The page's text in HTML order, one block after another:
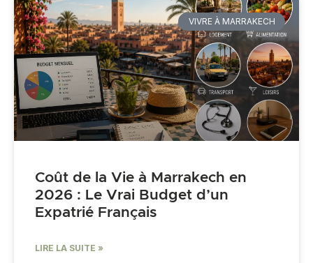
VIVRE À MARRAKECH
Coût de la Vie à Marrakech en
2026 : Le Vrai Budget d’un
Expatrié Français
LIRE LA SUITE »